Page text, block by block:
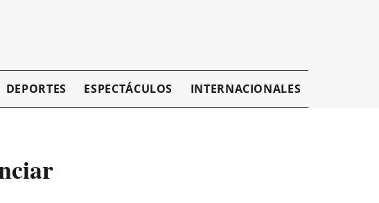
DEPORTES ESPECTÁCULOS INTERNACIONALES